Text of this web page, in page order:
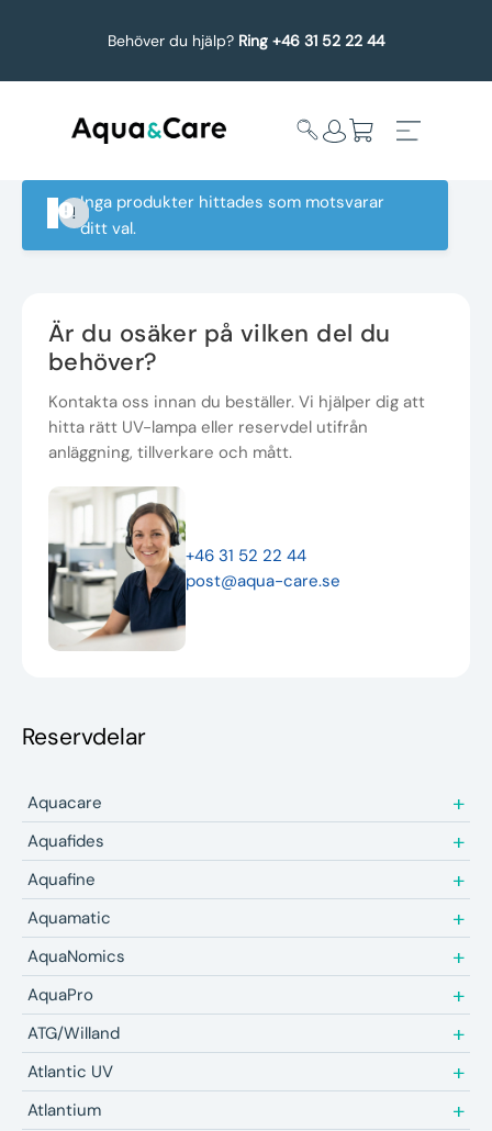
Behöver du hjälp? Ring +46 31 52 22 44
Köp reservdelar
Uppgradering
Underhållstips
Inga produkter hittades som motsvarar
ditt val.
Är du osäker på vilken del du
behöver?
Kontakta oss innan du beställer. Vi hjälper dig att
hitta rätt UV-lampa eller reservdel utifrån
anläggning, tillverkare och mått.
+46 31 52 22 44
post@aqua-care.se
Aquacare
Aquafides
Aquafine
Aquamatic
AquaNomics
AquaPro
ATG/Willand
Atlantic UV
Atlantium
Reservdelar